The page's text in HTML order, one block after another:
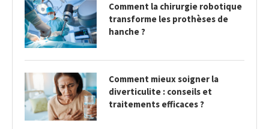
Comment la chirurgie robotique
transforme les prothèses de
hanche ?
Comment mieux soigner la
diverticulite : conseils et
traitements efficaces ?